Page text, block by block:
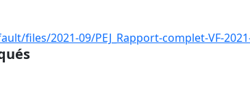
files/2021-09/PEJ_Rapport-complet-VF-